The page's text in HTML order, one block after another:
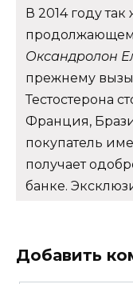
В 2014 году
Оксандролон
прежнему
Тестостерона
Франция,
покупатель
получает
банке.
Добавить